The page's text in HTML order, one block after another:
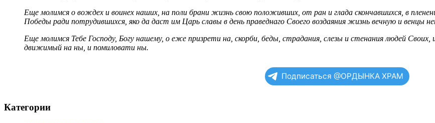
Еще молимся о вождех и воинех наших, на поли брани жизнь свою положивших, от ран и глада скончавшихся, в
Победы ради потрудившихся, яко да даст им Царь славы в день праведнаго Своего воздаяния жизнь вечную и венцы
Еще молимся Тебе Господу, Богу нашему, о еже призрети на, скорби, беды, страдания, слезы и стенания людей
движимый на ны, и помиловати ны.
Подписаться @ОРДЫНКА ХРАМ
Категории